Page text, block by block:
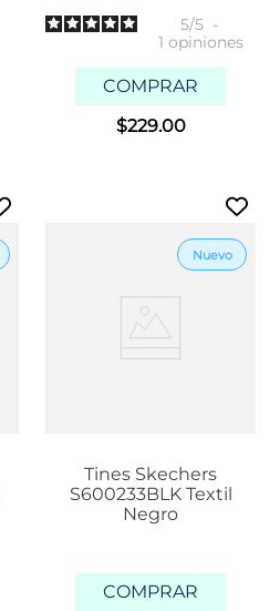
5/5 -
1 opiniones
COMPRAR
$229.00
Tines Skechers
S600233BLK Textil
Negro
COMPRAR